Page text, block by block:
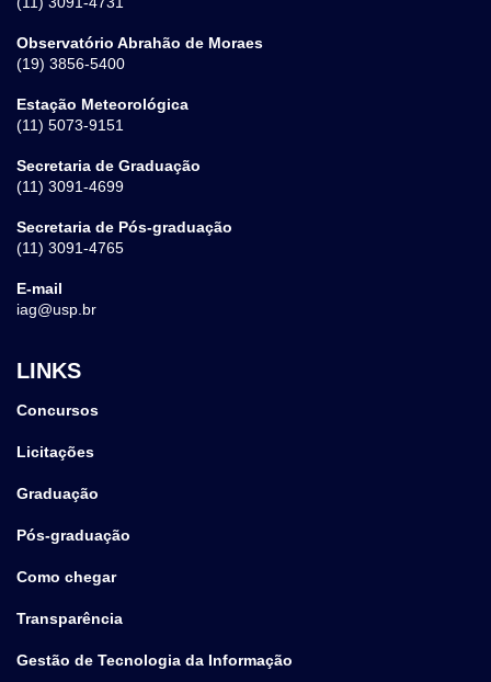
Observatório Abrahão de Moraes
(19) 3856-5400
Estação Meteorológica
(11) 5073-9151
Secretaria de Graduação
(11) 3091-4699
Secretaria de Pós-graduação
(11) 3091-4765
E-mail
iag@usp.br
LINKS
Concursos
Licitações
Graduação
Pós-graduação
Como chegar
Transparência
Gestão de Tecnologia da Informação